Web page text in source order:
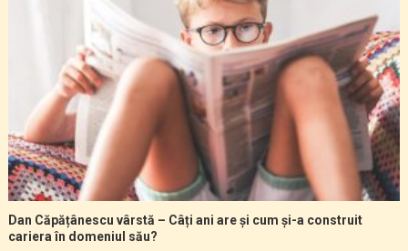
Dan Căpățânescu vârstă – Câți ani are și cum și-a construit
cariera în domeniul său?